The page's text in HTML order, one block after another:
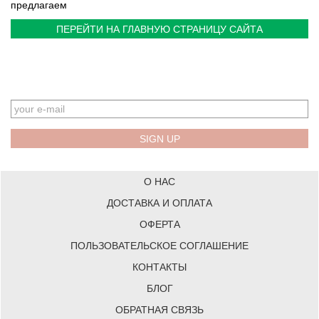
предлагаем
ПЕРЕЙТИ НА ГЛАВНУЮ СТРАНИЦУ САЙТА
О НАС
ДОСТАВКА И ОПЛАТА
ОФЕРТА
ПОЛЬЗОВАТЕЛЬСКОЕ СОГЛАШЕНИЕ
КОНТАКТЫ
БЛОГ
ОБРАТНАЯ СВЯЗЬ